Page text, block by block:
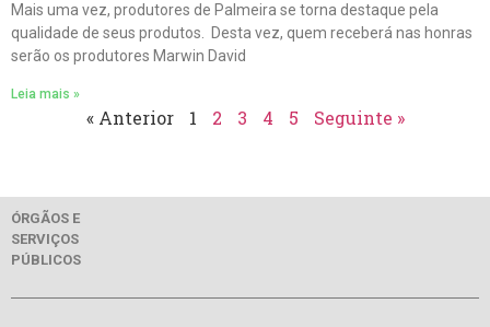
Mais uma vez, produtores de Palmeira se torna destaque pela
qualidade de seus produtos. Desta vez, quem receberá nas honras
serão os produtores Marwin David
Leia mais »
« Anterior 1 2 3 4 5 Seguinte »
ÓRGÃOS E
SERVIÇOS
PÚBLICOS